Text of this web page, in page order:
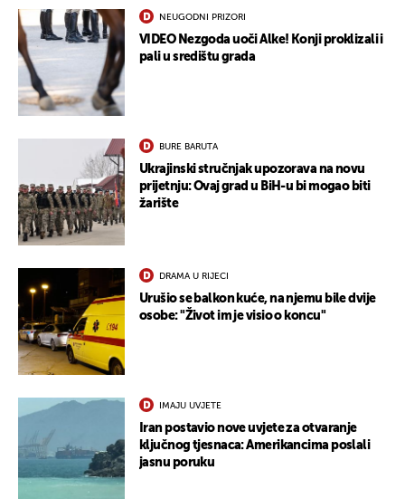
NEUGODNI PRIZORI
VIDEO Nezgoda uoči Alke! Konji proklizali i
pali u središtu grada
BURE BARUTA
Ukrajinski stručnjak upozorava na novu
prijetnju: Ovaj grad u BiH-u bi mogao biti
žarište
DRAMA U RIJECI
Urušio se balkon kuće, na njemu bile dvije
osobe: "Život im je visio o koncu"
IMAJU UVJETE
Iran postavio nove uvjete za otvaranje
ključnog tjesnaca: Amerikancima poslali
jasnu poruku